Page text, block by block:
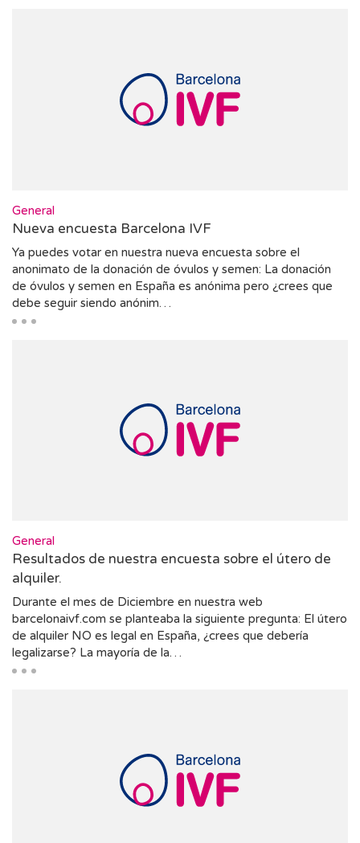
General
Nueva encuesta Barcelona IVF
Ya puedes votar en nuestra nueva encuesta sobre el
anonimato de la donación de óvulos y semen: La donación
de óvulos y semen en España es anónima pero ¿crees que
debe seguir siendo anónim…
General
Resultados de nuestra encuesta sobre el útero de
alquiler.
Durante el mes de Diciembre en nuestra web
barcelonaivf.com se planteaba la siguiente pregunta: El útero
de alquiler NO es legal en España, ¿crees que debería
legalizarse? La mayoría de la…